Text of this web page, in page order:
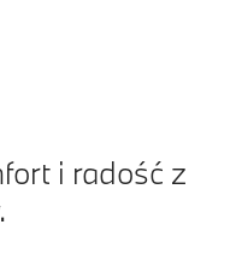
i radość z